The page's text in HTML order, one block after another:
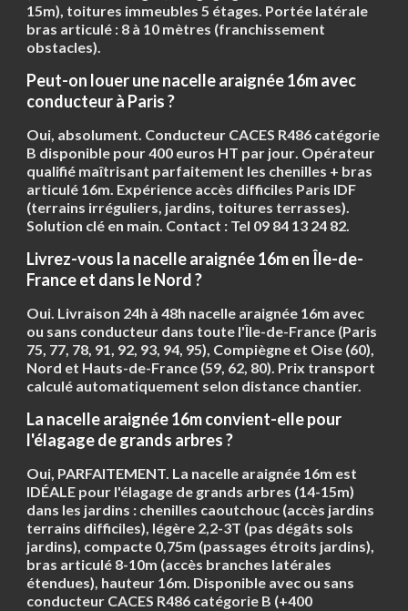
15m), toitures immeubles 5 étages. Portée latérale
bras articulé : 8 à 10 mètres (franchissement
obstacles).
Peut-on louer une nacelle araignée 16m avec
conducteur à Paris ?
Oui, absolument. Conducteur CACES R486 catégorie
B disponible pour400 euros HT par jour. Opérateur
qualifié maîtrisant parfaitement les chenilles + bras
articulé 16m. Expérience accès difficiles Paris IDF
(terrains irréguliers, jardins, toitures terrasses).
Solution clé en main. Contact : Tel 09 84 13 24 82.
Livrez-vous la nacelle araignée 16m en Île-de-
France et dans le Nord ?
Oui. Livraison 24h à 48h nacelle araignée 16m avec
ou sans conducteur dans toute l'Île-de-France (Paris
75, 77, 78, 91, 92, 93, 94, 95), Compiègne et Oise (60),
Nord et Hauts-de-France (59, 62, 80). Prix transport
calculé automatiquement selon distance chantier.
La nacelle araignée 16m convient-elle pour
l'élagage de grands arbres ?
Oui, PARFAITEMENT. La nacelle araignée 16m est
IDÉALE pour l'élagage de grands arbres (14-15m)
dans les jardins : chenilles caoutchouc (accès jardins
terrains difficiles), légère 2,2-3T (pas dégâts sols
jardins), compacte 0,75m (passages étroits jardins),
bras articulé 8-10m (accès branches latérales
étendues), hauteur 16m. Disponible avec ou sans
conducteur CACES R486 catégorie B (+400